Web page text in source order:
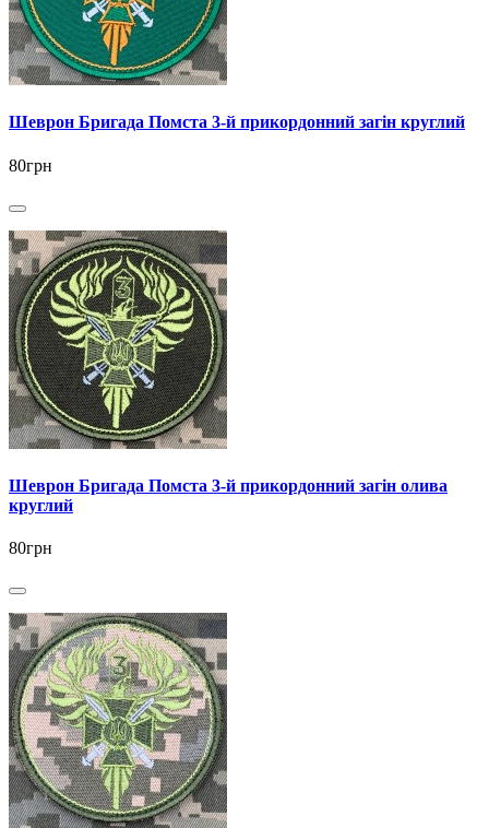
Шеврон Бригада Помста 3-й прикордонний загін круглий
80грн
Шеврон Бригада Помста 3-й прикордонний загін олива
круглий
80грн